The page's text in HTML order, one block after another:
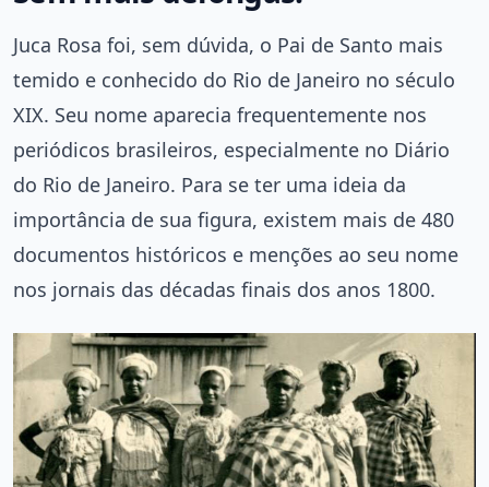
Juca Rosa foi, sem dúvida, o Pai de Santo mais
temido e conhecido do Rio de Janeiro no século
XIX. Seu nome aparecia frequentemente nos
periódicos brasileiros, especialmente no Diário
do Rio de Janeiro. Para se ter uma ideia da
importância de sua figura, existem mais de 480
documentos históricos e menções ao seu nome
nos jornais das décadas finais dos anos 1800.